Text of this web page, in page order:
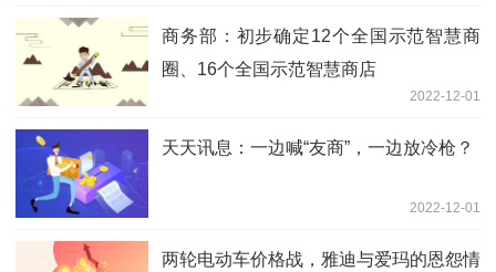
商务部：初步确定12个全国示范智慧商
圈、16个全国示范智慧商店
2022-12-01
天天讯息：一边喊“友商”，一边放冷枪？
2022-12-01
两轮电动车价格战，雅迪与爱玛的恩怨情